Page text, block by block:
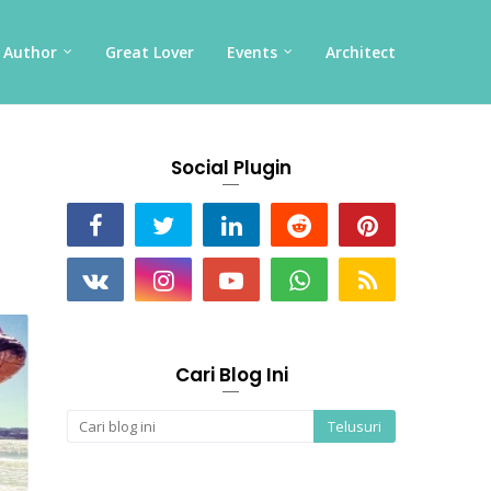
Author Great Lover Events Architect
Social Plugin
Cari Blog Ini